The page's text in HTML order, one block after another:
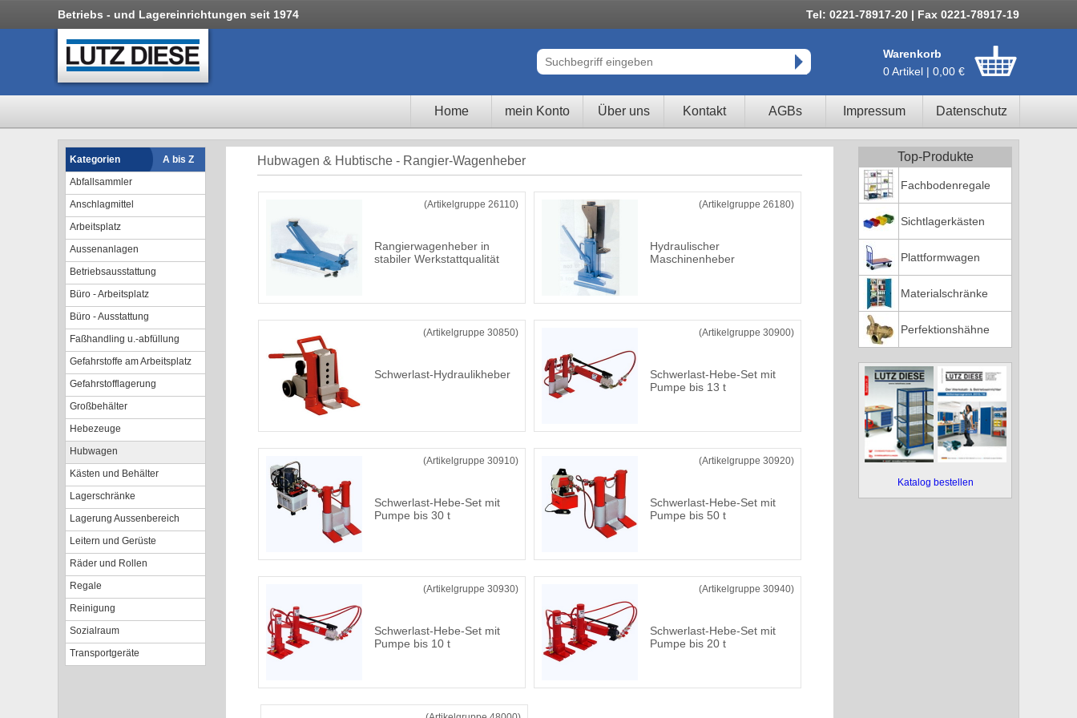
Betriebs - und Lagereinrichtungen seit 1974 Tel: 0221-78917-20 | Fax 0221-78917-19
Warenkorb
0 Artikel | 0,00 €
Home mein Konto Über uns Kontakt AGBs Impressum Datenschutz
Kategorien
A bis Z
Abfallsammler
Anschlagmittel
Arbeitsplatz
Aussenanlagen
Betriebsausstattung
Büro - Arbeitsplatz
Büro - Ausstattung
Faßhandling u.-abfüllung
Gefahrstoffe am Arbeitsplatz
Gefahrstofflagerung
Großbehälter
Hebezeuge
Hubwagen
Kästen und Behälter
Lagerschränke
Lagerung Aussenbereich
Leitern und Gerüste
Räder und Rollen
Regale
Reinigung
Sozialraum
Transportgeräte
Hubwagen & Hubtische - Rangier-Wagenheber
(Artikelgruppe 26110)
Rangierwagenheber in
stabiler Werkstattqualität
(Artikelgruppe 26180)
Hydraulischer
Maschinenheber
(Artikelgruppe 30850)
Schwerlast-Hydraulikheber
(Artikelgruppe 30900)
Schwerlast-Hebe-Set mit
Pumpe bis 13 t
(Artikelgruppe 30910)
Schwerlast-Hebe-Set mit
Pumpe bis 30 t
(Artikelgruppe 30920)
Schwerlast-Hebe-Set mit
Pumpe bis 50 t
(Artikelgruppe 30930)
Schwerlast-Hebe-Set mit
Pumpe bis 10 t
(Artikelgruppe 30940)
Schwerlast-Hebe-Set mit
Pumpe bis 20 t
Top-Produkte
Fachbodenregale
Sichtlagerkästen
Plattformwagen
Materialschränke
Perfektionshähne
Katalog bestellen